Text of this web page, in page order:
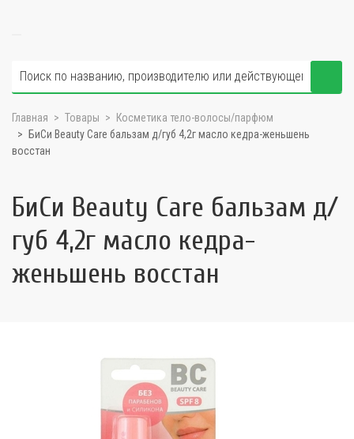
Главная Товары
Косметика тело-волосы/парфюм
БиСи Beauty Care бальзам д/губ 4,2г масло кедра-женьшень
восстан
БиСи Beauty Care бальзам д/
губ 4,2г масло кедра-
женьшень восстан